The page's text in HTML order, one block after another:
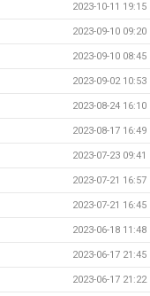
2023-10-11 19:15
2023-09-10 09:20
2023-09-10 08:45
2023-09-02 10:53
2023-08-24 16:10
2023-08-17 16:49
2023-07-23 09:41
2023-07-21 16:57
2023-07-21 16:45
2023-06-18 11:48
2023-06-17 21:45
2023-06-17 21:22